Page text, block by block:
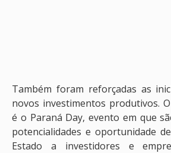
Também foram reforçadas as
novos investimentos produtivos.
é o Paraná Day, evento em que
potencialidades e oportunidade
Estado a investidores e